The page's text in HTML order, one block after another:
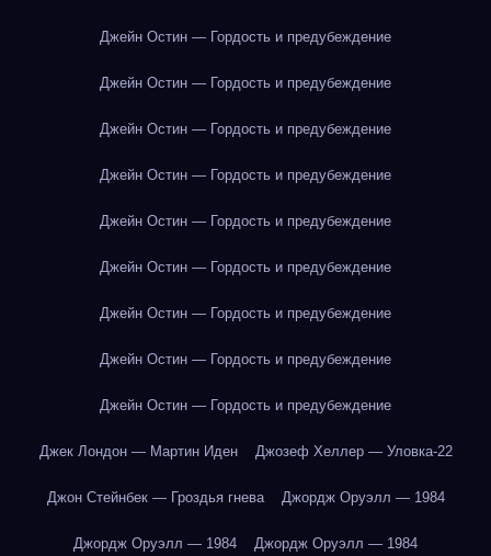
Джейн Остин — Гордость и предубеждение
Джейн Остин — Гордость и предубеждение
Джейн Остин — Гордость и предубеждение
Джейн Остин — Гордость и предубеждение
Джейн Остин — Гордость и предубеждение
Джейн Остин — Гордость и предубеждение
Джейн Остин — Гордость и предубеждение
Джейн Остин — Гордость и предубеждение
Джейн Остин — Гордость и предубеждение
Джек Лондон — Мартин Иден Джозеф Хеллер — Уловка-22
Джон Стейнбек — Гроздья гнева Джордж Оруэлл — 1984
Джордж Оруэлл — 1984 Джордж Оруэлл — 1984